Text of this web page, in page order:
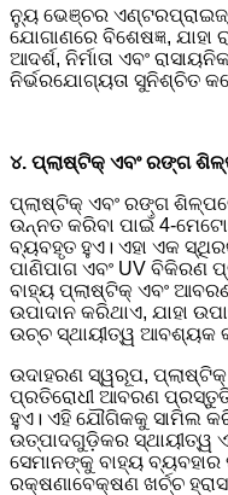
ନ୍ୟୁ ଭେଞ୍ଚର
ଯୋଗାଣରେ ବିଶେଷଜ୍ଞ,
ଆଦର୍ଶ, ନିର୍ମାତା ଏବଂ
ନିର୍ଭରଯୋଗ୍ୟତା ସୁନିଶ୍ଚିତ
୪. ପ୍ଲାଷ୍ଟିକ୍ ଏବଂ ରଙ୍ଗ
ପ୍ଲାଷ୍ଟିକ୍ ଏବଂ ରଙ୍ଗ
ଉନ୍ନତ କରିବା ପାଇଁ 4-
ବ୍ୟବହୃତ ହୁଏ। ଏହା ଏକ
ପାଣିପାଗ ଏବଂ UV ବିକିରଣ
ବାହ୍ୟ ପ୍ଲାଷ୍ଟିକ୍ ଏବଂ
ଉପାଦାନ କରିଥାଏ, ଯାହା
ଉଚ୍ଚ ସ୍ଥାୟୀତ୍ୱ ଆବଶ୍ୟକ
ଉଦାହରଣ ସ୍ୱରୂପ, ପ୍ଲାଷ୍ଟିକ୍
ପ୍ରତିରୋଧୀ ଆବରଣ
ହୁଏ। ଏହି ଯୌଗିକକୁ ସାମିଲ
ଉତ୍ପାଦଗୁଡ଼ିକର ସ୍ଥାୟୀତ୍ୱ
ସେମାନଙ୍କୁ ବାହ୍ୟ
ରକ୍ଷଣାବେକ୍ଷଣ ଖର୍ଚ୍ଚ